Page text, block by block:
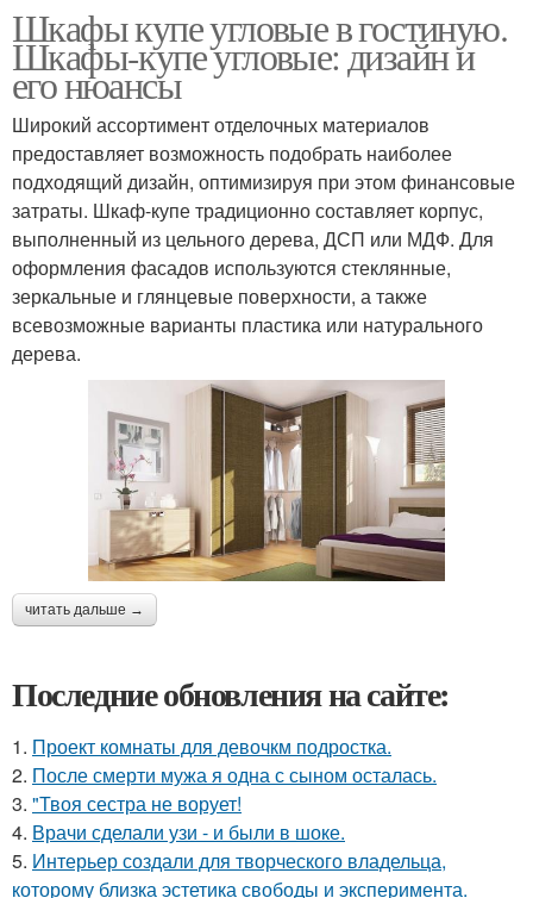
Шкафы купе угловые в гостиную.
Шкафы-купе угловые: дизайн и
его нюансы
Широкий ассортимент отделочных материалов
предоставляет возможность подобрать наиболее
подходящий дизайн, оптимизируя при этом финансовые
затраты. Шкаф-купе традиционно составляет корпус,
выполненный из цельного дерева, ДСП или МДФ. Для
оформления фасадов используются стеклянные,
зеркальные и глянцевые поверхности, а также
всевозможные варианты пластика или натурального
дерева.
читать дальше →
Последние обновления на сайте:
1. Проект комнаты для девочкм подростка.
2. После смерти мужа я одна с сыном осталась.
3. "Твоя сестра не ворует!
4. Врачи сделали узи - и были в шоке.
5. Интерьер создали для творческого владельца,
которому близка эстетика свободы и эксперимента.